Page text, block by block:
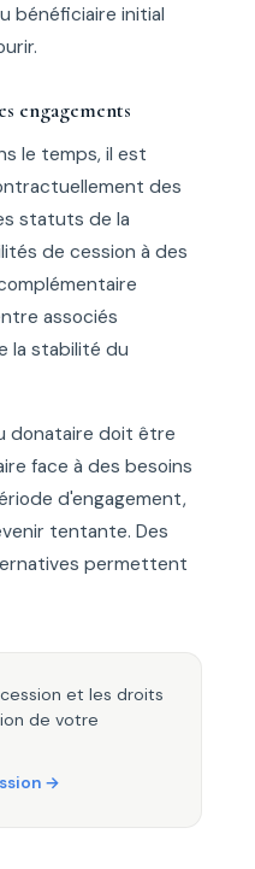
bénéficiaire initial
engagements
le temps, il est
des
statuts de la
de cession à des
associés
la stabilité du
donataire doit être
face à des besoins
d'engagement,
tentante. Des
permettent
et les droits
de votre